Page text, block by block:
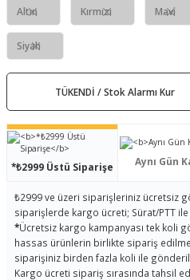
Yedek Parça
Altın
Kırmızı Mavi
Siyah
TÜKENDİ / Stok Alarmı Kur
*₺2999 Üstü Siparişe Aynı Gün
₺2999 ve üzeri siparişleriniz ücretsiz
siparişlerde kargo ücreti; Sürat/PTT
*Ücretsiz kargo kampanyası tek koli
hassas ürünlerin birlikte sipariş
siparişiniz birden fazla koli ile
Kargo ücreti sipariş sırasında tahsil